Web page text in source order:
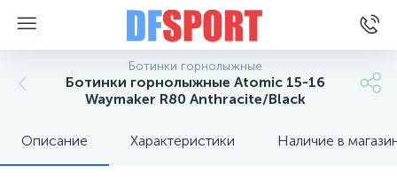
Ботинки горнолыжные
Ботинки горнолыжные Atomic 15-16
Waymaker R80 Anthracite/Black
Описание Характеристики Наличие в